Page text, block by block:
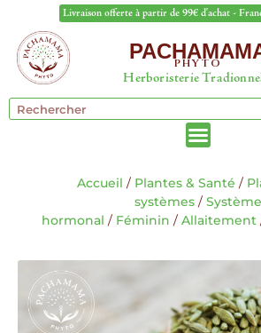
Livraison offerte à partir de 99€ d'achat -
PHYTO
Herboristerie
Accueil / Plantes & Santé /
systèmes / Système
hormonal / Féminin / Allaitement